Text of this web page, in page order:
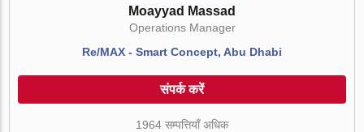
Moayyad Massad
Operations Manager
Re/MAX - Smart Concept, Abu Dhabi
संपर्क करें
1964 सम्पत्तियाँ अधिक